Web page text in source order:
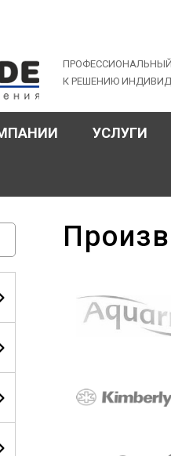
К РЕШЕНИЮ
УСЛУГИ